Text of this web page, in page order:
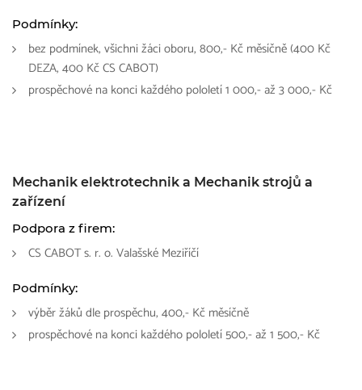
Podmínky:
bez podmínek, všichni žáci oboru, 800,- Kč měsíčně (400 Kč
DEZA, 400 Kč CS CABOT)
prospěchové na konci každého pololetí 1 000,- až 3 000,- Kč
Mechanik elektrotechnik a Mechanik strojů a
zařízení
Podpora z firem:
CS CABOT s. r. o. Valašské Meziříčí
Podmínky:
výběr žáků dle prospěchu, 400,- Kč měsíčně
prospěchové na konci každého pololetí 500,- až 1 500,- Kč